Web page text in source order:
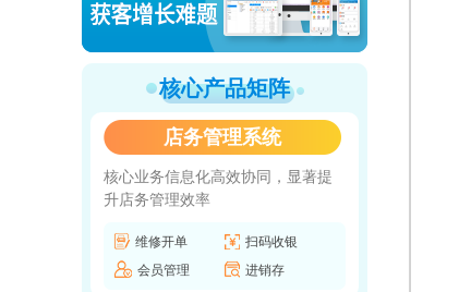
核心产品矩阵
店务管理系统
核心业务信息化高效协同，显著提
升店务管理效率
维修开单
扫码收银
会员管理
进销存